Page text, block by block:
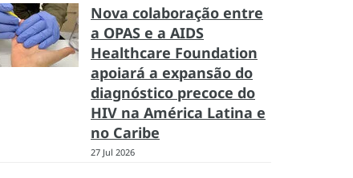
Nova colaboração entre
a OPAS e a AIDS
Healthcare Foundation
apoiará a expansão do
diagnóstico precoce do
HIV na América Latina e
no Caribe
27 Jul 2026